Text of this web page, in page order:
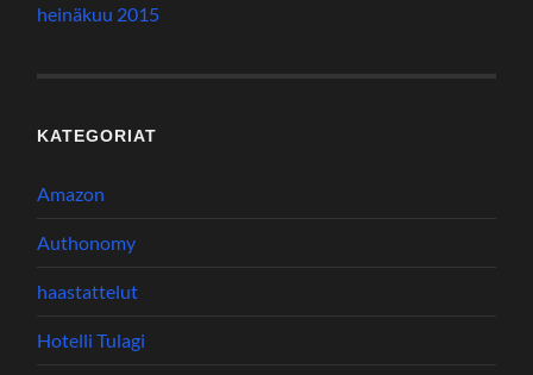
heinäkuu 2015
KATEGORIAT
Amazon
Authonomy
haastattelut
Hotelli Tulagi